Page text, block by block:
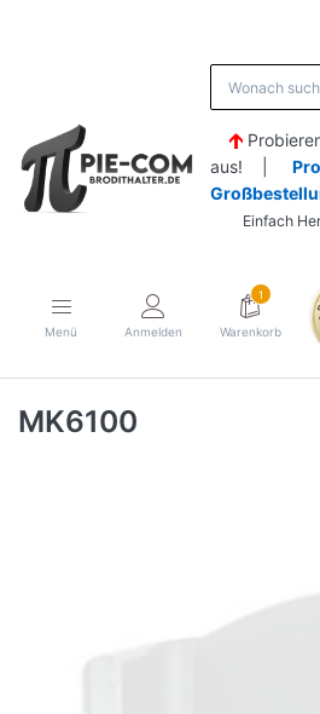
aus! |
Einfach
Menü Anmelden
1
Warenkorb
MK6100